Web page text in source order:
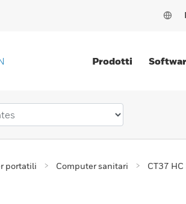
Prodotti
portatili Computer sanitari CT37